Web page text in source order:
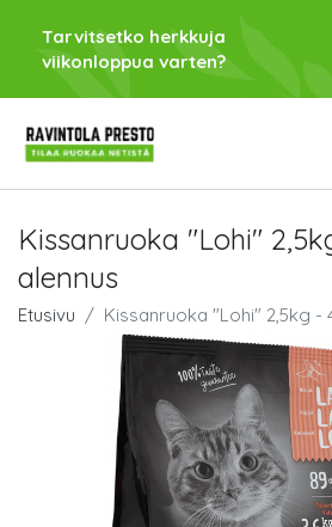
Tarvitsetko herkkuja
viikonloppua varten?
Kissanruoka "Lohi"
alennus
Etusivu Kissanruoka "Lohi" 2,5kg -